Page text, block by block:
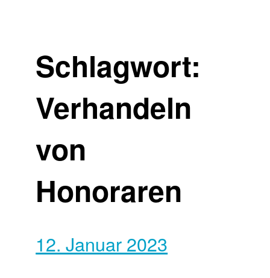
Schlagwort:
Verhandeln
von
Honoraren
12. Januar 2023